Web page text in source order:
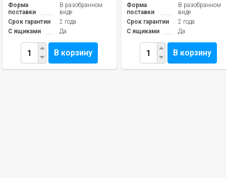
Форма
поставки
В разобранном
виде
Срок гарантии
2 года
С ящиками
Да
В корзину
Форма
поставки
В разобранном
виде
Срок гарантии
2 года
С ящиками
Да
В корзину